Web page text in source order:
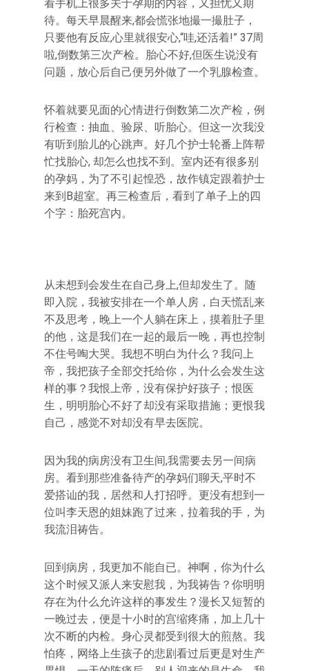
看手机上很多关于孕期的内容，又担忧又期
待。每天早晨醒来,都会慌张地撮一撮肚子，
只要他有反应,心里就很安心,“哇,还活着!” 37周
啦,倒数第三次产检。胎心不好,但医生说没有
问题，放心后自己便另外做了一个乳腺检查。
怀着就要见面的心情进行倒数第二次产检，例
行检查：抽血、验尿、听胎心。但这一次我没
有听到胎儿的心跳声。好几个护士轮番上阵帮
忙找胎心, 却怎么也找不到。室内还有很多别
的孕妈，为了不引起惶恐，故作镇定跟着护士
来到B超室。再三检查后，看到了单子上的四
个字：胎死宫内。
从未想到会发生在自己身上,但却发生了。随
即入院，我被安排在一个单人房，白天慌乱来
不及思考，晚上一个人躺在床上，摸着肚子里
的他，这是我们在一起的最后一晚，再也控制
不住号啕大哭。我想不明白为什么？我问上
帝，我把孩子全部交托给你，为什么会发生这
样的事？我恨上帝，没有保护好孩子；恨医
生，明明胎心不好了却没有采取措施；更恨我
自己，感觉不对却没有早去医院。
因为我的病房没有卫生间,我需要去另一间病
房。看到那些准备待产的孕妈们聊天,平时不
爱搭讪的我，居然和人打招呼。更没有想到一
位叫李天恩的姐妹跑了过来，拉着我的手，为
我流泪祷告。
回到病房，我更加不能自已。神啊，你为什么
这个时候又派人来安慰我，为我祷告？你明明
存在为什么允许这样的事发生？漫长又短暂的
一晚过去，便是十小时的宫缩疼痛，加上几十
次不断的内检。身心灵都受到很大的煎熬。我
怕疼，网络上生孩子的悲剧看过后更是对生产